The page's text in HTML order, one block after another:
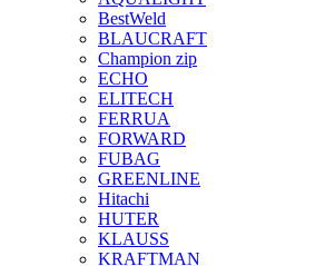
BestWeld
BLAUCRAFT
Champion zip
ECHO
ELITECH
FERRUA
FORWARD
FUBAG
GREENLINE
Hitachi
HUTER
KLAUSS
KRAFTMAN